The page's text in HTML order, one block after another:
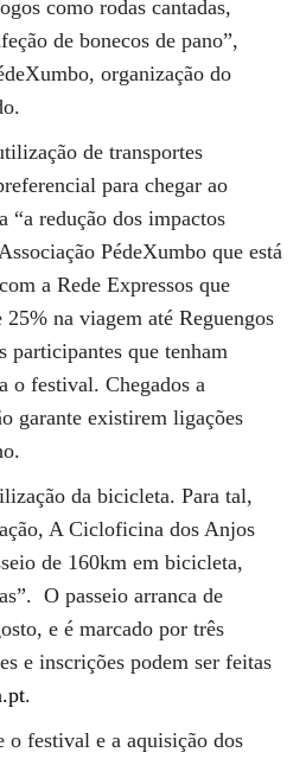
como rodas cantadas,
de bonecos de pano”,
organização do
de transportes
para chegar ao
“a redução dos impactos
PédeXumbo que está
a Rede Expressos que
na viagem até Reguengos
participantes que tenham
o festival. Chegados a
garante existirem ligações
da bicicleta. Para tal,
A Cicloficina dos Anjos
de 160km em bicicleta,
O passeio arranca de
e é marcado por três
e inscrições podem ser feitas
.
o festival e a aquisição dos